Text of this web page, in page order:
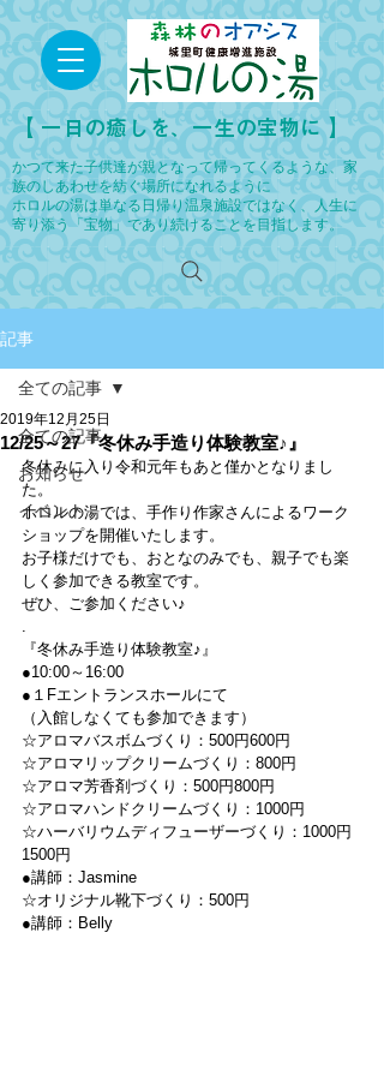
​【 一日の癒しを、一生の宝物に 】
かつて来た子供達が親となって帰ってくるような、家
族のしあわせを紡ぐ場所になれるように
ホロルの湯は単なる日帰り温泉施設ではなく、人生に
寄り添う「宝物」であり続けることを目指します。
記事
全ての記事
お知らせ
イベント
全ての記事
12/25～27『冬休み手造り体験教室♪』
2019年12月25日
冬休みに入り令和元年もあと僅かとなりまし
た。
ホロルの湯では、手作り作家さんによるワーク
ショップを開催いたします。
お子様だけでも、おとなのみでも、親子でも楽
しく参加できる教室です。
ぜひ、ご参加ください♪
.
『冬休み手造り体験教室♪』
●10:00～16:00
●１Fエントランスホールにて
（入館しなくても参加できます）
☆アロマバスボムづくり：500円600円
☆アロマリップクリームづくり：800円
☆アロマ芳香剤づくり：500円800円
☆アロマハンドクリームづくり：1000円
☆ハーバリウムディフューザーづくり：1000円
1500円
●講師：Jasmine
☆オリジナル靴下づくり：500円
●講師：Belly